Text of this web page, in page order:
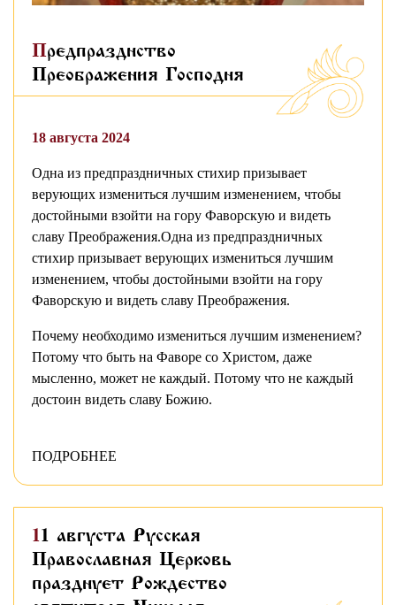
Предпразднство
Преображения Господня
18 августа 2024
Одна из предпраздничных стихир призывает
верующих измениться лучшим изменением, чтобы
достойными взойти на гору Фаворскую и видеть
славу Преображения.Одна из предпраздничных
стихир призывает верующих измениться лучшим
изменением, чтобы достойными взойти на гору
Фаворскую и видеть славу Преображения.
Почему необходимо измениться лучшим изменением?
Потому что быть на Фаворе со Христом, даже
мысленно, может не каждый. Потому что не каждый
достоин видеть славу Божию.
ПОДРОБНЕЕ
11 августа Русская
Православная Церковь
празднует Рождество